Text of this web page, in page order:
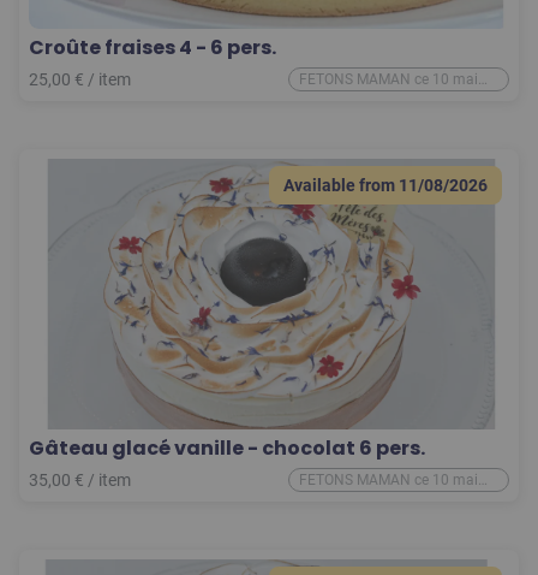
Croûte fraises 4 - 6 pers.
25,00 € / item
FETONS MAMAN ce 10 mai
2026
Available from 11/08/2026
Gâteau glacé vanille - chocolat 6 pers.
35,00 € / item
FETONS MAMAN ce 10 mai
2026